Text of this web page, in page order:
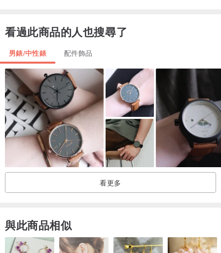
看過此商品的人也搜尋了
男錶/中性錶 配件飾品
看更多
與此商品相似